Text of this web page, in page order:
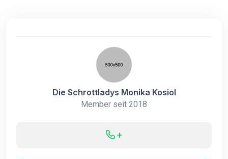
Die Schrottladys Monika Kosiol
Member seit 2018
+